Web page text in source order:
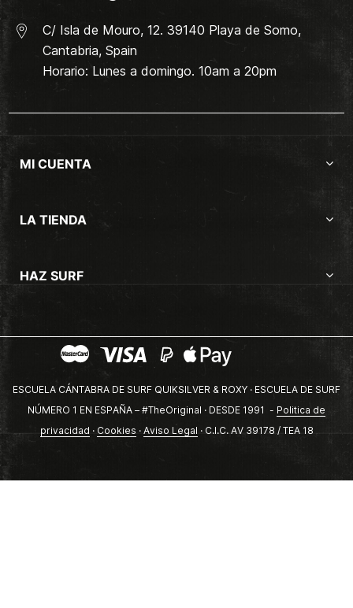
C/ Isla de Mouro, 12. 39140 Playa de Somo,
Cantabria, Spain
Horario: Lunes a domingo. 10am a 20pm
MI CUENTA
LA TIENDA
HAZ SURF
ESCUELA CÁNTABRA DE SURF QUIKSILVER & ROXY · ESCUELA DE SURF
NÚMERO 1 EN ESPAÑA – #TheOriginal · DESDE 1991 - Politica de
privacidad · Cookies · Aviso Legal · C.I.C. AV 39178 / TEA 18